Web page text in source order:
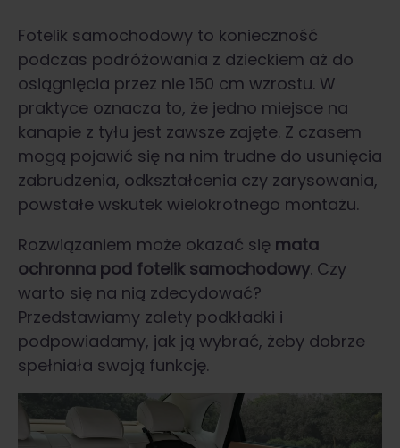
Fotelik samochodowy to konieczność
podczas podróżowania z dzieckiem aż do
osiągnięcia przez nie 150 cm wzrostu. W
praktyce oznacza to, że jedno miejsce na
kanapie z tyłu jest zawsze zajęte. Z czasem
mogą pojawić się na nim trudne do usunięcia
zabrudzenia, odkształcenia czy zarysowania,
powstałe wskutek wielokrotnego montażu.
Rozwiązaniem może okazać się mata
ochronna pod fotelik samochodowy. Czy
warto się na nią zdecydować?
Przedstawiamy zalety podkładki i
podpowiadamy, jak ją wybrać, żeby dobrze
spełniała swoją funkcję.